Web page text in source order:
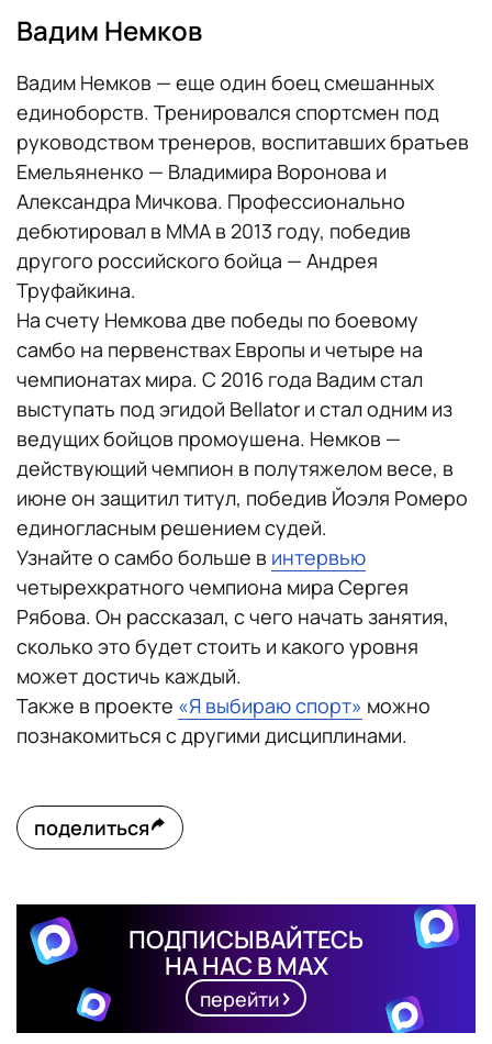
Вадим Немков
Вадим Немков — еще один боец смешанных
единоборств. Тренировался спортсмен под
руководством тренеров, воспитавших братьев
Емельяненко — Владимира Воронова и
Александра Мичкова. Профессионально
дебютировал в ММА в 2013 году, победив
другого российского бойца — Андрея
Труфайкина.
На счету Немкова две победы по боевому
самбо на первенствах Европы и четыре на
чемпионатах мира. С 2016 года Вадим стал
выступать под эгидой Bellator и стал одним из
ведущих бойцов промоушена. Немков —
действующий чемпион в полутяжелом весе, в
июне он защитил титул, победив Йоэля Ромеро
единогласным решением судей.
Узнайте о самбо больше в интервью
четырехкратного чемпиона мира Сергея
Рябова. Он рассказал, с чего начать занятия,
сколько это будет стоить и какого уровня
может достичь каждый.
Также в проекте «Я выбираю спорт» можно
познакомиться с другими дисциплинами.
поделиться
ПОДПИСЫВАЙТЕСЬ
НА НАС В MAX
перейти